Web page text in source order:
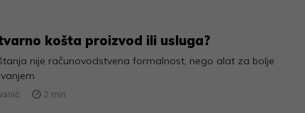
košta proizvod ili usluga?
nije računovodstvena formalnost, nego alat za bolje
2 min